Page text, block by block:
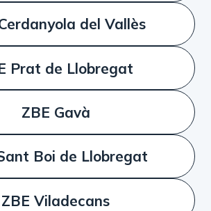
del Vallès
Prat de Llobregat
ZBE Gavà
Boi de Llobregat
ZBE Viladecans